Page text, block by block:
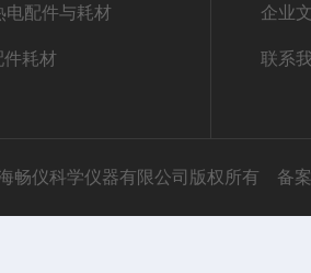
电配件与耗材
件耗材
企业
联系
畅仪科学仪器有限公司版权所有 备